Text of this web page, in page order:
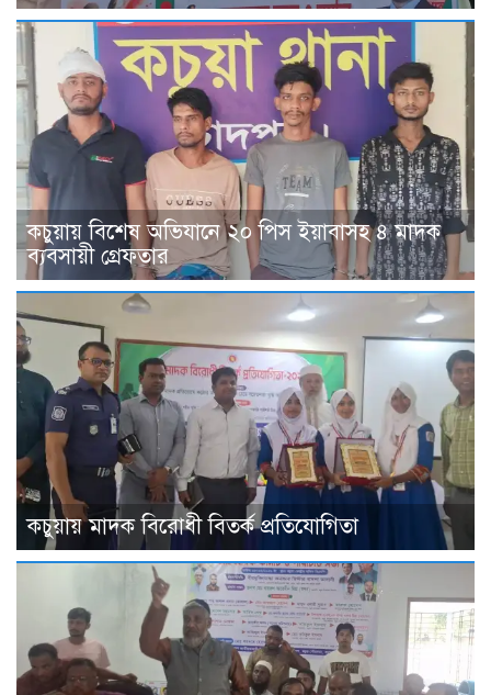
কচুয়ায় বিশেষ অভিযানে ২০ পিস ইয়াবাসহ ৪ মাদক
ব্যবসায়ী গ্রেফতার
কচুয়ায় মাদক বিরোধী বিতর্ক প্রতিযোগিতা